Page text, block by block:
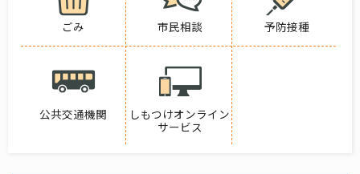
ごみ 市民相談 予防接種
公共交通機関
しもつけオンライン
サービス